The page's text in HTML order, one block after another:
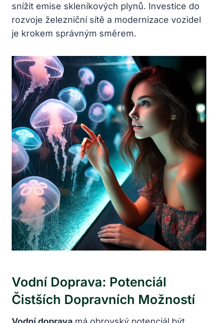
snížit emise skleníkových plynů. Investice do
rozvoje železniční sítě a modernizace vozidel
je krokem správným směrem.
Vodní Doprava: Potenciál
Čistších Dopravních Možností